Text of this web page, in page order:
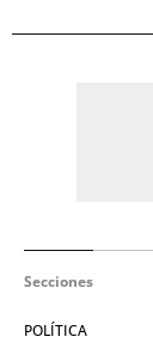
Secciones
POLÍTICA